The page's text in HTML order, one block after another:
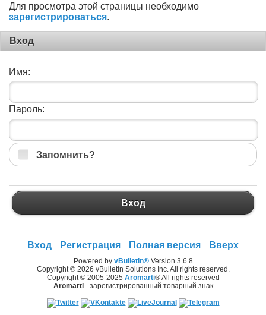
Для просмотра этой страницы необходимо
зарегистрироваться.
Вход
Имя:
Пароль:
Запомнить?
Вход
Вход Регистрация Полная версия Вверх
Powered by vBulletin®Version 3.6.8
Copyright © 2026 vBulletin Solutions Inc. All rights reserved.
Copyright © 2005-2025 Aromarti® All rights reserved
Aromarti- зарегистрированный товарный знак